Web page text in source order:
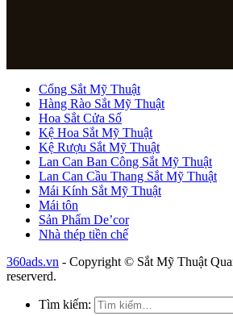
Cổng Sắt Mỹ Thuật
Hàng Rào Sắt Mỹ Thuật
Hoa Sắt Cửa Sổ
Kệ Hoa Sắt Mỹ Thuật
Kệ Rượu Sắt Mỹ Thuật
Lan Can Ban Công Sắt Mỹ Thuật
Lan Can Cầu Thang Sắt Mỹ Thuật
Mái Kính Sắt Mỹ Thuật
Mái tôn
Sản Phẩm De’cor
Nhà thép tiền chế
360ads.vn - Copyright © Sắt Mỹ Thuật
reserverd.
Tìm kiếm: